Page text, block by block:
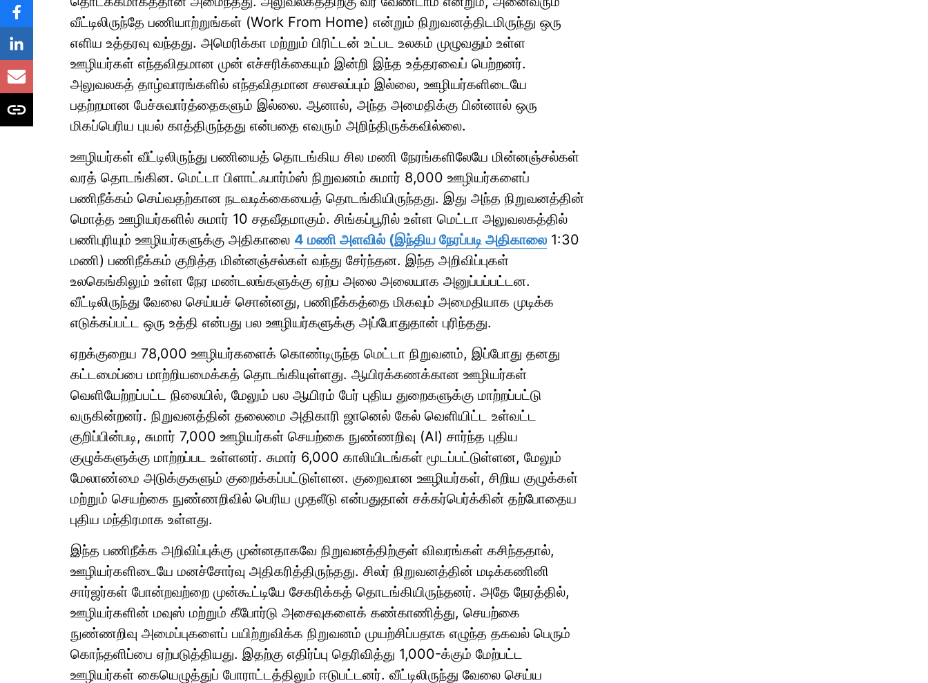
வீட்டிலிருந்தே பணியாற்றுங்கள் (Work From Home) என்றும் நிறுவனத்திடமிருந்து ஒரு
எளிய உத்தரவு வந்தது. அமெரிக்கா மற்றும் பிரிட்டன் உட்பட உலகம் முழுவதும் உள்ள
ஊழியர்கள் எந்தவிதமான முன் எச்சரிக்கையும் இன்றி இந்த உத்தரவைப் பெற்றனர்.
அலுவலகத் தாழ்வாரங்களில் எந்தவிதமான சலசலப்பும் இல்லை, ஊழியர்களிடையே
பதற்றமான பேச்சுவார்த்தைகளும் இல்லை. ஆனால், அந்த அமைதிக்கு பின்னால் ஒரு
மிகப்பெரிய புயல் காத்திருந்தது என்பதை எவரும் அறிந்திருக்கவில்லை.
ஊழியர்கள் வீட்டிலிருந்து பணியைத் தொடங்கிய சில மணி நேரங்களிலேயே மின்னஞ்சல்கள்
வரத் தொடங்கின. மெட்டா பிளாட்ஃபார்ம்ஸ் நிறுவனம் சுமார் 8,000 ஊழியர்களைப்
பணிநீக்கம் செய்வதற்கான நடவடிக்கையைத் தொடங்கியிருந்தது. இது அந்த நிறுவனத்தின்
மொத்த ஊழியர்களில் சுமார் 10 சதவீதமாகும். சிங்கப்பூரில் உள்ள மெட்டா அலுவலகத்தில்
பணிபுரியும் ஊழியர்களுக்கு அதிகாலை 4 மணி அளவில் (இந்திய நேரப்படி அதிகாலை 1:30
மணி) பணிநீக்கம் குறித்த மின்னஞ்சல்கள் வந்து சேர்ந்தன. இந்த அறிவிப்புகள்
உலகெங்கிலும் உள்ள நேர மண்டலங்களுக்கு ஏற்ப அலை அலையாக அனுப்பப்பட்டன.
வீட்டிலிருந்து வேலை செய்யச் சொன்னது, பணிநீக்கத்தை மிகவும் அமைதியாக முடிக்க
எடுக்கப்பட்ட ஒரு உத்தி என்பது பல ஊழியர்களுக்கு அப்போதுதான் புரிந்தது.
ஏறக்குறைய 78,000 ஊழியர்களைக் கொண்டிருந்த மெட்டா நிறுவனம், இப்போது தனது
கட்டமைப்பை மாற்றியமைக்கத் தொடங்கியுள்ளது. ஆயிரக்கணக்கான ஊழியர்கள்
வெளியேற்றப்பட்ட நிலையில், மேலும் பல ஆயிரம் பேர் புதிய துறைகளுக்கு மாற்றப்பட்டு
வருகின்றனர். நிறுவனத்தின் தலைமை அதிகாரி ஜானெல் கேல் வெளியிட்ட உள்வட்ட
குறிப்பின்படி, சுமார் 7,000 ஊழியர்கள் செயற்கை நுண்ணறிவு (AI) சார்ந்த புதிய
குழுக்களுக்கு மாற்றப்பட உள்ளனர். சுமார் 6,000 காலியிடங்கள் மூடப்பட்டுள்ளன, மேலும்
மேலாண்மை அடுக்குகளும் குறைக்கப்பட்டுள்ளன. குறைவான ஊழியர்கள், சிறிய குழுக்கள்
மற்றும் செயற்கை நுண்ணறிவில் பெரிய முதலீடு என்பதுதான் சக்கர்பெர்க்கின் தற்போதைய
புதிய மந்திரமாக உள்ளது.
இந்த பணிநீக்க அறிவிப்புக்கு முன்னதாகவே நிறுவனத்திற்குள் விவரங்கள் கசிந்ததால்,
ஊழியர்களிடையே மனச்சோர்வு அதிகரித்திருந்தது. சிலர் நிறுவனத்தின் மடிக்கணினி
சார்ஜர்கள் போன்றவற்றை முன்கூட்டியே சேகரிக்கத் தொடங்கியிருந்தனர். அதே நேரத்தில்,
ஊழியர்களின் மவுஸ் மற்றும் கீபோர்டு அசைவுகளைக் கண்காணித்து, செயற்கை
நுண்ணறிவு அமைப்புகளைப் பயிற்றுவிக்க நிறுவனம் முயற்சிப்பதாக எழுந்த தகவல் பெரும்
கொந்தளிப்பை ஏற்படுத்தியது. இதற்கு எதிர்ப்பு தெரிவித்து 1,000-க்கும் மேற்பட்ட
ஊழியர்கள் கையெழுத்துப் போராட்டத்திலும் ஈடுபட்டனர். வீட்டிலிருந்து வேலை செய்ய